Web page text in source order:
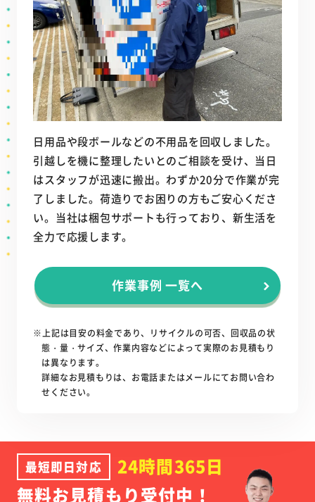
日用品や段ボールなどの不用品を回収しました。
引越しを機に整理したいとのご相談を受け、当日
はスタッフが迅速に搬出。わずか20分で作業が完
了しました。荷造りでお困りの方もご安心くださ
い。当社は梱包サポートも行っており、新生活を
全力で応援します。
作業事例 一覧へ
※上記は目安の料金であり、リサイクルの可否、回収品の状
態・量・サイズ、作業内容などによって実際のお見積もり
は異なります。
詳細なお見積もりは、お電話またはメールにてお問い合わ
せください。
最短即日対応
24時間365日
無料お見積もり受付中！